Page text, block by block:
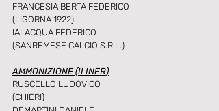
FRANCESIA BERTA FEDERICO
(LIGORNA 1922)
IALACQUA FEDERICO
(SANREMESE CALCIO S.R.L.)
AMMONIZIONE (II INFR)
RUSCELLO LUDOVICO
(CHIERI)